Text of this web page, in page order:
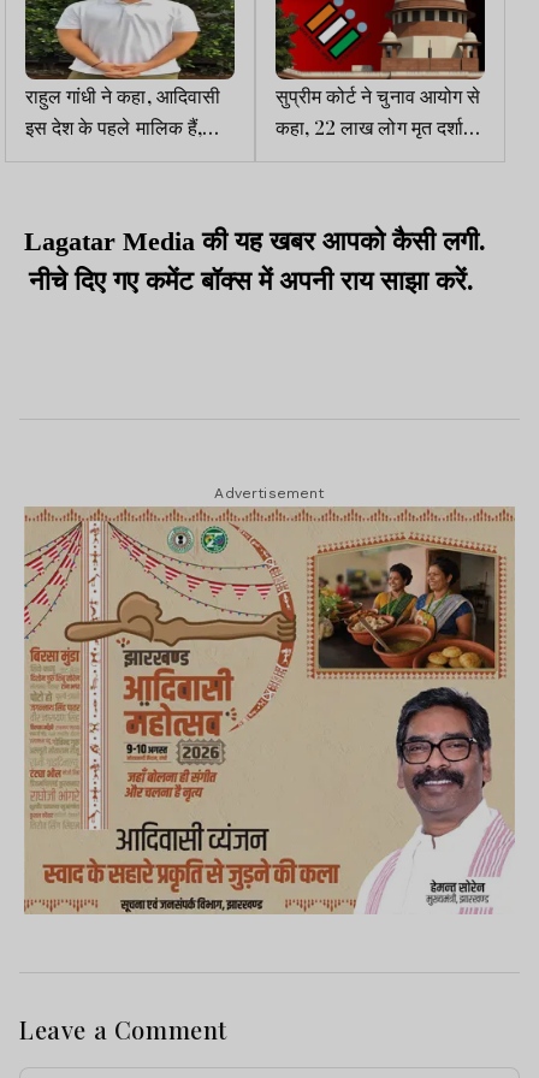
राहुल गांधी ने कहा, आदिवासी
इस देश के पहले मालिक हैं,
भाजपा छत्तीसगढ़ में उनके वन
सुप्रीम कोर्ट ने चुनाव आयोग से
कहा, 22 लाख लोग मृत दर्शाये
गये हैं, उनके नाम क्यों जारी नहीं
Lagatar Media की यह खबर आपको कैसी लगी.
नीचे दिए गए कमेंट बॉक्स में अपनी राय साझा करें.
Advertisement
Leave a Comment